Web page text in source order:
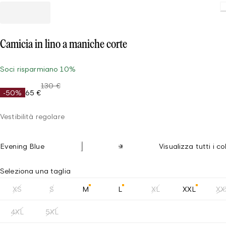
Camicia in lino a maniche corte
Soci risparmiano 10%
-50% 65 €
130 €
Vestibilità regolare
Evening Blue Visualizza tutti i
Seleziona una taglia
XS S M L XL XXL
4XL 5XL